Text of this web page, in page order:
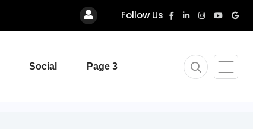
Follow Us
Social Page 3